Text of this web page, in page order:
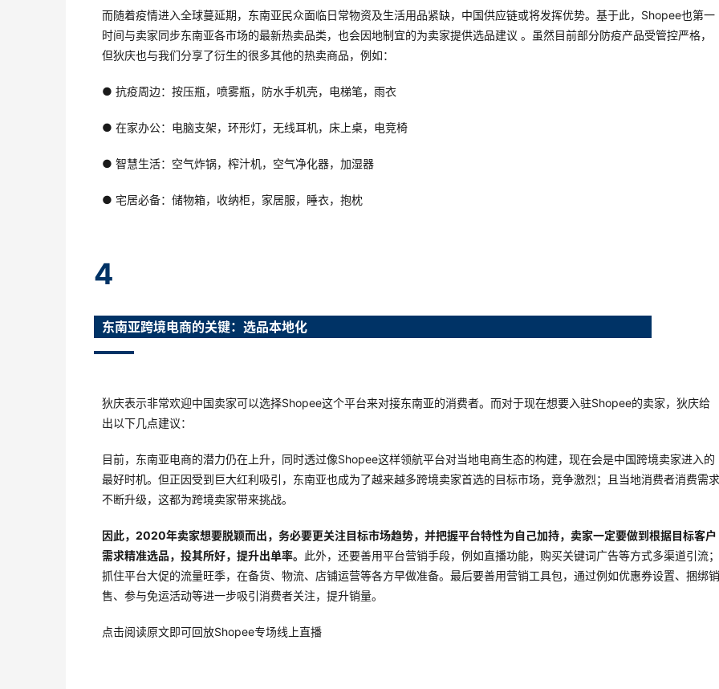
而随着疫情进入全球蔓延期，东南亚民众面临日常物资及生活用品紧缺，中国供应链或将发挥优势。基于此，Shopee也第一
时间与卖家同步东南亚各市场的最新热卖品类，也会因地制宜的为卖家提供选品建议 。虽然目前部分防疫产品受管控严格，
但狄庆也与我们分享了衍生的很多其他的热卖商品，例如：
● 抗疫周边：按压瓶，喷雾瓶，防水手机壳，电梯笔，雨衣
● 在家办公：电脑支架，环形灯，无线耳机，床上桌，电竞椅
● 智慧生活：空气炸锅，榨汁机，空气净化器，加湿器
● 宅居必备：储物箱，收纳柜，家居服，睡衣，抱枕
4
东南亚跨境电商的关键：选品本地化
狄庆表示非常欢迎中国卖家可以选择Shopee这个平台来对接东南亚的消费者。而对于现在想要入驻Shopee的卖家，狄庆给
出以下几点建议：
目前，东南亚电商的潜力仍在上升，同时透过像Shopee这样领航平台对当地电商生态的构建，现在会是中国跨境卖家进入的
最好时机。但正因受到巨大红利吸引，东南亚也成为了越来越多跨境卖家首选的目标市场，竞争激烈；且当地消费者消费需求
不断升级，这都为跨境卖家带来挑战。
因此，2020年卖家想要脱颖而出，务必要更关注目标市场趋势，并把握平台特性为自己加持，卖家一定要做到根据目标客户
需求精准选品，投其所好，提升出单率。 此外，还要善用平台营销手段，例如直播功能，购买关键词广告等方式多渠道引流；
抓住平台大促的流量旺季，在备货、物流、店铺运营等各方早做准备。最后要善用营销工具包，通过例如优惠券设置、捆绑销
售、参与免运活动等进一步吸引消费者关注，提升销量。
点击阅读原文即可回放Shopee专场线上直播